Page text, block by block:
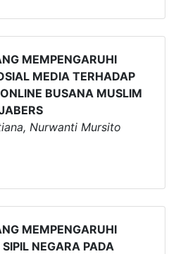
MEMPENGARUHI
MEDIA TERHADAP
BUSANA MUSLIM
Nurwanti Mursito
MEMPENGARUHI
NEGARA PADA